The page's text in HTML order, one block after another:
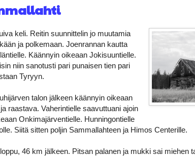
keli. Reitin suunnittelin jo muutamia
ja polkemaan. Joenrannan kautta
Käännyin oikeaan Jokisuuntielle.
niin sanotusti pari punaisen tien pari
Tyryyn.
talon jälkeen käännyin oikeaan
raastava. Vaherintielle saavuttuani ajoin
Onkimajärventielle. Hunningontielle
Siitä sitten poljin Sammallahteen ja Himos Centerille.
46 km jälkeen. Pitsan palanen ja mukki sai miehen